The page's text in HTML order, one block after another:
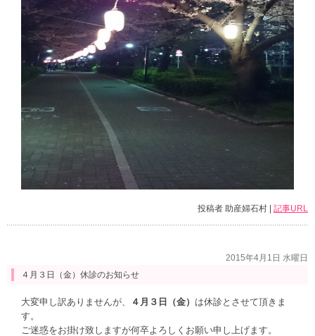
投稿者 助産婦石村 | 記事URL
2015年4月1日 水曜日
４月３日（金）休診のお知らせ
大変申し訳ありませんが、 ４月３日（金） は休診とさせて頂きま
す。
ご迷惑をお掛け致しますが何卒よろしくお願い申し上げます。